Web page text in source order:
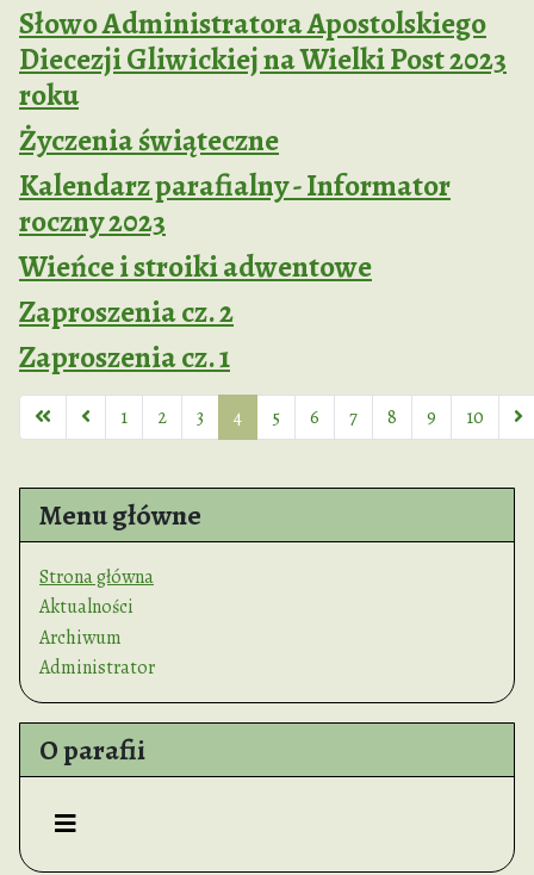
Menu główne
Strona główna
Aktualności
Archiwum
Administrator
O parafii
Słowo Administratora Apostolskiego
Diecezji Gliwickiej na Wielki Post 2023
roku
Życzenia świąteczne
Kalendarz parafialny - Informator
roczny 2023
Wieńce i stroiki adwentowe
Zaproszenia cz. 2
Zaproszenia cz. 1
Strona 4 z 63
1 2 3 4 5 6 7 8 9 10